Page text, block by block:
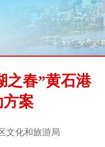
之春”黄石港
方案
文化和旅游局